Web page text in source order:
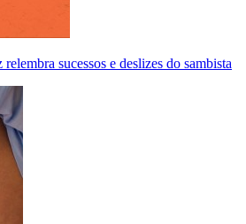
sucessos e deslizes do sambista